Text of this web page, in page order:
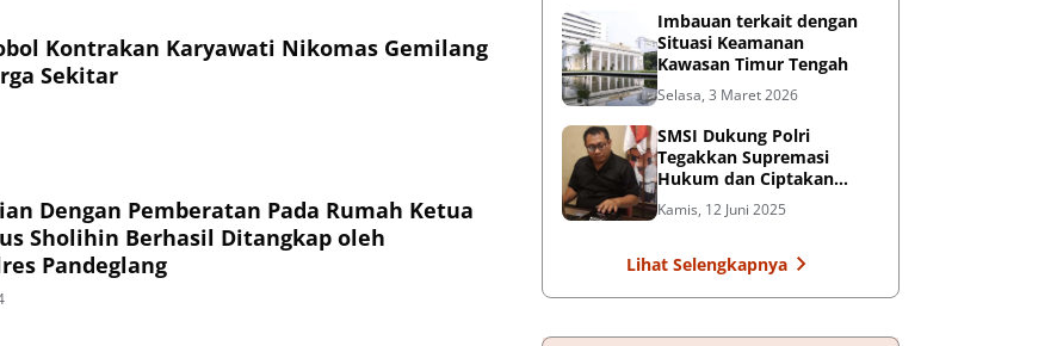
Kontrakan Karyawati Nikomas Gemilang
Sekitar
Dengan Pemberatan Pada Rumah Ketua
Sholihin Berhasil Ditangkap oleh
Pandeglang
Imbauan terkait dengan
Situasi Keamanan
Kawasan Timur Tengah
Selasa, 3 Maret 2026
SMSI Dukung Polri
Tegakkan Supremasi
Hukum dan Ciptakan
Kondusifitas Nasional
Kamis, 12 Juni 2025
Lihat Selengkapnya